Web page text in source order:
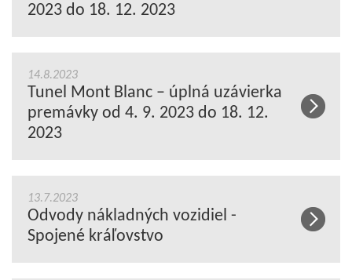
2023 do 18. 12. 2023
14.8.2023
Tunel Mont Blanc – úplná uzávierka
premávky od 4. 9. 2023 do 18. 12.
2023
13.7.2023
Odvody nákladných vozidiel -
Spojené kráľovstvo